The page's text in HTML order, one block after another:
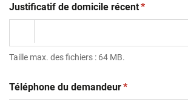
Justificatif de domicile récent(obligatoire)
*
Taille max. des fichiers : 64 MB.
Téléphone du demandeur(obligatoire)
*